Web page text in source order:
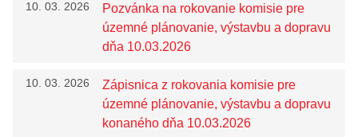
ZASADNUTIA
Úradná tabuľa
10. 03. 2026
Pozvánka na rokovanie komisie pre
územné plánovanie, výstavbu a dopravu
dňa 10.03.2026
10. 03. 2026
Zápisnica z rokovania komisie pre
územné plánovanie, výstavbu a dopravu
konaného dňa 10.03.2026